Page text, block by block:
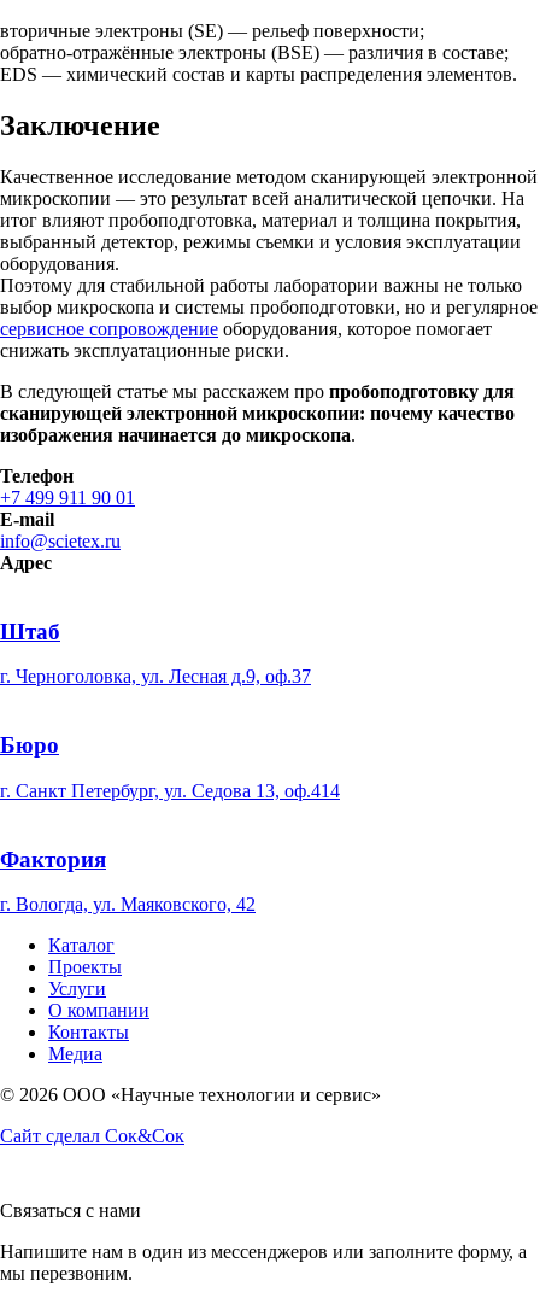
вторичные электроны (SE) — рельеф поверхности;
обратно-отражённые электроны (BSE) — различия в составе;
EDS — химический состав и карты распределения элементов.
Заключение
Качественное исследование методом сканирующей электронной
микроскопии — это результат всей аналитической цепочки. На
итог влияют пробоподготовка, материал и толщина покрытия,
выбранный детектор, режимы съемки и условия эксплуатации
оборудования.
Поэтому для стабильной работы лаборатории важны не только
выбор микроскопа и системы пробоподготовки, но и регулярное
сервисное сопровождение оборудования, которое помогает
снижать эксплуатационные риски.
В следующей статье мы расскажем про пробоподготовку для
сканирующей электронной микроскопии: почему качество
изображения начинается до микроскопа.
Телефон
+7 499 911 90 01
E-mail
info@scietex.ru
Адрес
Штаб
г. Черноголовка, ул. Лесная д.9, оф.37
Бюро
г. Санкт Петербург, ул. Седова 13, оф.414
Фактория
г. Вологда, ул. Маяковского, 42
Каталог
Проекты
Услуги
О компании
Контакты
Медиа
© 2026 OOO «Научные технологии и сервис»
Сайт сделал Сок&Сок
Связаться с нами
Напишите нам в один из мессенджеров или заполните форму, а
мы перезвоним.